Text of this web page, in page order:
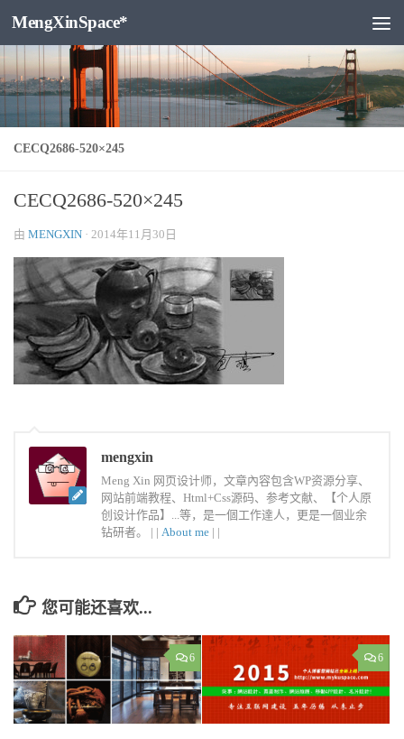
跳至内容
MengXinSpace*
CECQ2686-520×245
CECQ2686-520×245
由 MENGXIN · 2014年11月30日
mengxin
Meng Xin 网页设计师，文章內容包含WP资源分享、
网站前端教程、Html+Css源码、参考文献、【个人原
创设计作品】...等，是一個工作達人，更是一個业余
钻研者。 | | About me | |
您可能还喜欢...
6 6